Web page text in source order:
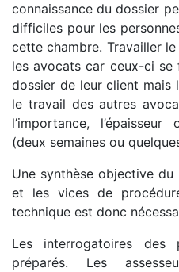
connaissance du dossier
difficiles pour les
cette chambre. Travailler
les avocats car ceux-ci se
dossier de leur client mais
le travail des autres
l’importance,
(deux semaines ou
Une synthèse objective
et les vices de
technique est donc
Les interrogatoires des
préparés. Les